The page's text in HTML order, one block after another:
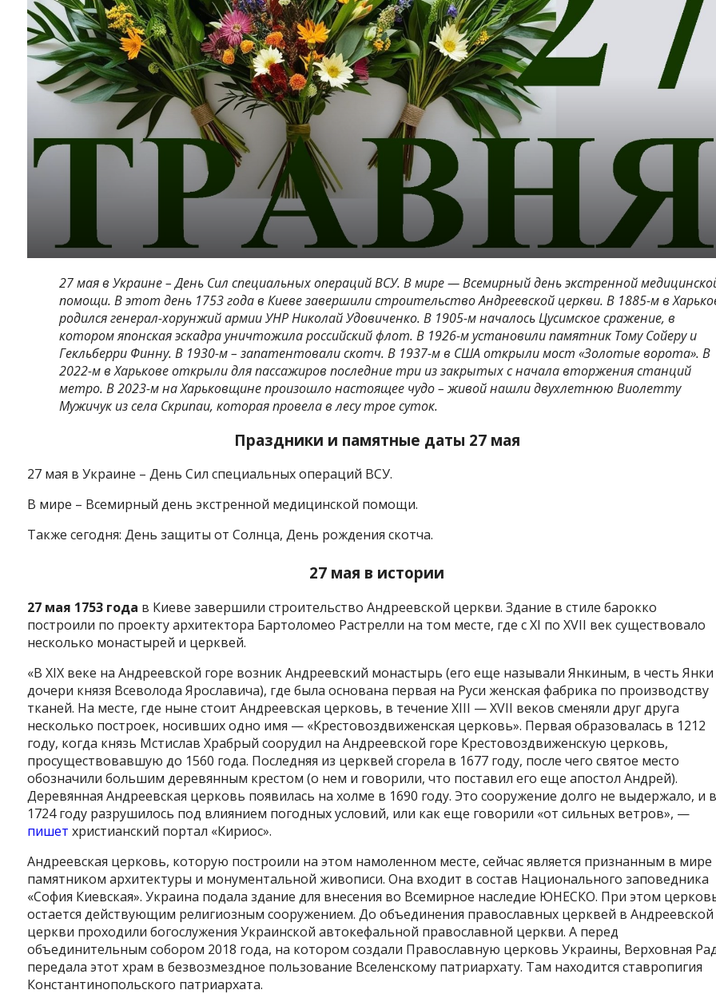
27 мая в Украине – День Сил специальных операций ВСУ. В мире — Всемирный день экстренной
помощи. В этот день 1753 года в Киеве завершили строительство Андреевской церкви. В 1885-м в
родился генерал-хорунжий армии УНР Николай Удовиченко. В 1905-м началось Цусимское сражение, в
котором японская эскадра уничтожила российский флот. В 1926-м установили памятник Тому Сойеру и
Гекльберри Финну. В 1930-м – запатентовали скотч. В 1937-м в США открыли мост «Золотые ворота». В
2022-м в Харькове открыли для пассажиров последние три из закрытых с начала вторжения станций
метро. В 2023-м на Харьковщине произошло настоящее чудо – живой нашли двухлетнюю Виолетту
Мужичук из села Скрипаи, которая провела в лесу трое суток.
Праздники и памятные даты 27 мая
27 мая в Украине – День Сил специальных операций ВСУ.
В мире – Всемирный день экстренной медицинской помощи.
Также сегодня: День защиты от Солнца, День рождения скотча.
27 мая в истории
27 мая 1753 года в Киеве завершили строительство Андреевской церкви. Здание в стиле барокко
построили по проекту архитектора Бартоломео Растрелли на том месте, где с XI по XVII век существовало
несколько монастырей и церквей.
«В XIX веке на Андреевской горе возник Андреевский монастырь (его еще называли Янкиным, в честь Янки
дочери князя Всеволода Ярославича), где была основана первая на Руси женская фабрика по производству
тканей. На месте, где ныне стоит Андреевская церковь, в течение XIII — XVII веков сменяли друг друга
несколько построек, носивших одно имя — «Крестовоздвиженская церковь». Первая образовалась в 1212
году, когда князь Мстислав Храбрый соорудил на Андреевской горе Крестовоздвиженскую церковь,
просуществовавшую до 1560 года. Последняя из церквей сгорела в 1677 году, после чего святое место
обозначили большим деревянным крестом (о нем и говорили, что поставил его еще апостол Андрей).
Деревянная Андреевская церковь появилась на холме в 1690 году. Это сооружение долго не выдержало, и в
1724 году разрушилось под влиянием погодных условий, или как еще говорили «от сильных ветров», —
пишет христианский портал «Кириос».
Андреевская церковь, которую построили на этом намоленном месте, сейчас является признанным в мире
памятником архитектуры и монументальной живописи. Она входит в состав Национального заповедника
«София Киевская». Украина подала здание для внесения во Всемирное наследие ЮНЕСКО. При этом
остается действующим религиозным сооружением. До объединения православных церквей в Андреевской
церкви проходили богослужения Украинской автокефальной православной церкви. А перед
объединительным собором 2018 года, на котором создали Православную церковь Украины, Верховная
передала этот храм в безвозмездное пользование Вселенскому патриархату. Там находится ставропигия
Константинопольского патриархата.
InstagramFacebook
TwitterYoutube